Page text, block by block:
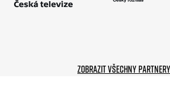
Zobrazit všechny partnery